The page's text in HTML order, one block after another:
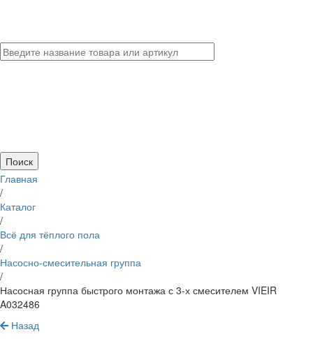
Главная
/
Каталог
/
Всё для тёплого пола
/
Насосно-смесительная группа
/
Насосная группа быстрого монтажа с 3-х смесителем VIEIR
A032486
Назад